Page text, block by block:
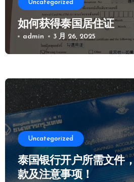
Uncategorized
如何获得泰国居住证
admin 3 月 26, 2025
Uncategorized
泰国银行开户所需文件
款及注意事项！